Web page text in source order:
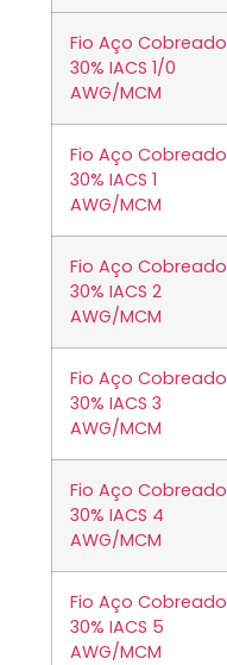
Fio Aço Cobreado
30% IACS 1/0
AWG/MCM
Fio Aço Cobreado
30% IACS 1
AWG/MCM
Fio Aço Cobreado
30% IACS 2
AWG/MCM
Fio Aço Cobreado
30% IACS 3
AWG/MCM
Fio Aço Cobreado
30% IACS 4
AWG/MCM
Fio Aço Cobreado
30% IACS 5
AWG/MCM